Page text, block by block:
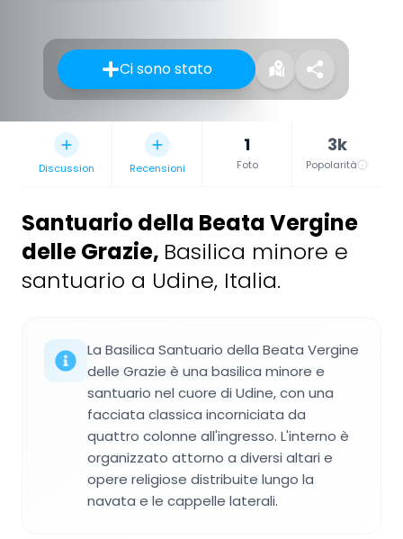
Ci sono stato
Discussion Recensioni
1
Foto
3k
Popolarità
Santuario della Beata Vergine
delle Grazie, Basilica minore e
santuario a Udine, Italia.
La Basilica Santuario della Beata Vergine
delle Grazie è una basilica minore e
santuario nel cuore di Udine, con una
facciata classica incorniciata da
quattro colonne all'ingresso. L'interno è
organizzato attorno a diversi altari e
opere religiose distribuite lungo la
navata e le cappelle laterali.